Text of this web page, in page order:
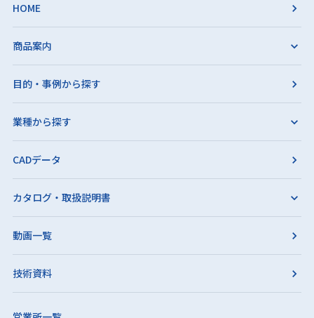
HOME
商品案内
目的・事例から探す
業種から探す
CADデータ
カタログ・取扱説明書
動画一覧
技術資料